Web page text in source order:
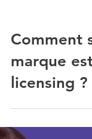
Comment
marque
licensing ?